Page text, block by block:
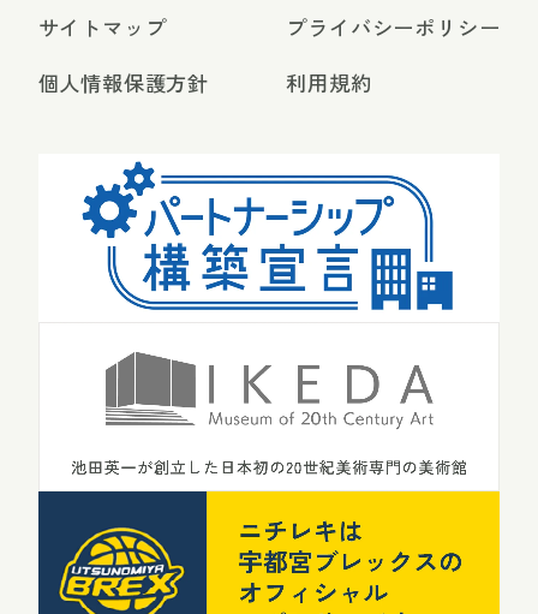
サイトマップ
個人情報保護方針
プライバシーポリシー
利用規約